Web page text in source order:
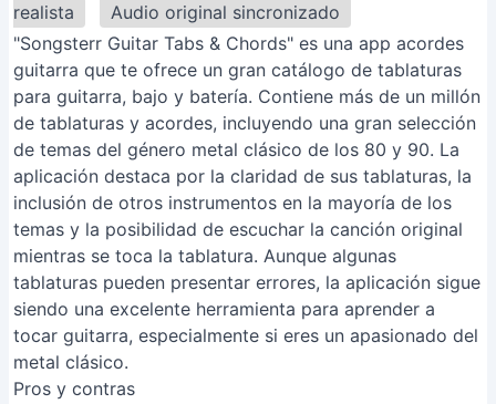
realista
Audio original sincronizado
"Songsterr Guitar Tabs & Chords" es una app acordes
guitarra que te ofrece un gran catálogo de tablaturas
para guitarra, bajo y batería. Contiene más de un millón
de tablaturas y acordes, incluyendo una gran selección
de temas del género metal clásico de los 80 y 90. La
aplicación destaca por la claridad de sus tablaturas, la
inclusión de otros instrumentos en la mayoría de los
temas y la posibilidad de escuchar la canción original
mientras se toca la tablatura. Aunque algunas
tablaturas pueden presentar errores, la aplicación sigue
siendo una excelente herramienta para aprender a
tocar guitarra, especialmente si eres un apasionado del
metal clásico.
Pros y contras